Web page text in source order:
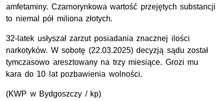
amfetaminy. Czarnorynkowa wartość przejętych substancji
to niemal pół miliona złotych.
32-latek usłyszał zarzut posiadania znacznej ilości
narkotyków. W sobotę (22.03.2025) decyzją sądu został
tymczasowo aresztowany na trzy miesiące. Grozi mu
kara do 10 lat pozbawienia wolności.
(KWP w Bydgoszczy / kp)